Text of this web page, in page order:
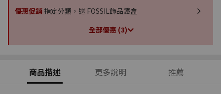
優惠促銷 指定分類，送 FOSSIL飾品鐵盒
全部優惠 (3)
商品描述 更多說明 推薦